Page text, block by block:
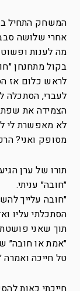
המשחק התחיל
אחרי שלושה
מה לענות
בקול מתחנחן
לראש כלום אז
לעברי, הסתכלה
הצמידה את
לא מאפשרת לי
מסופק ואני?
תורו של ערן
״חובה״ עניתי.
״חובה עלייך
הסתכלתי עליו
תוך שאני
״אמת או חובה״
טל חייכה ואמרה